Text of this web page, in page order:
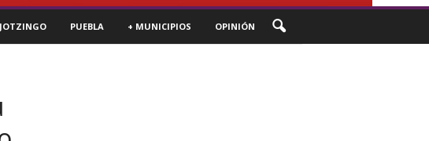
PUEBLA + MUNICIPIOS OPINIÓN